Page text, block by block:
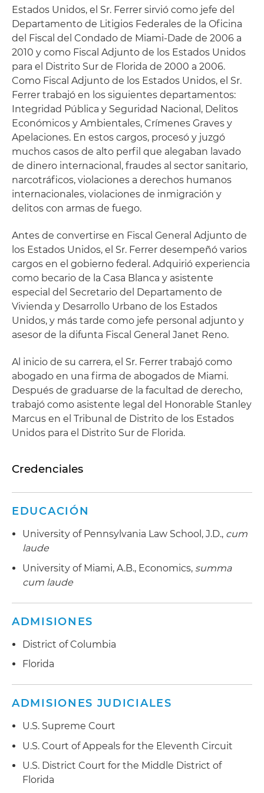
Estados Unidos, el Sr. Ferrer sirvió como jefe del
Departamento de Litigios Federales de la Oficina
del Fiscal del Condado de Miami-Dade de 2006 a
2010 y como Fiscal Adjunto de los Estados Unidos
para el Distrito Sur de Florida de 2000 a 2006.
Como Fiscal Adjunto de los Estados Unidos, el Sr.
Ferrer trabajó en los siguientes departamentos:
Integridad Pública y Seguridad Nacional, Delitos
Económicos y Ambientales, Crímenes Graves y
Apelaciones. En estos cargos, procesó y juzgó
muchos casos de alto perfil que alegaban lavado
de dinero internacional, fraudes al sector sanitario,
narcotráficos, violaciones a derechos humanos
internacionales, violaciones de inmigración y
delitos con armas de fuego.
Antes de convertirse en Fiscal General Adjunto de
los Estados Unidos, el Sr. Ferrer desempeñó varios
cargos en el gobierno federal. Adquirió experiencia
como becario de la Casa Blanca y asistente
especial del Secretario del Departamento de
Vivienda y Desarrollo Urbano de los Estados
Unidos, y más tarde como jefe personal adjunto y
asesor de la difunta Fiscal General Janet Reno.
Al inicio de su carrera, el Sr. Ferrer trabajó como
abogado en una firma de abogados de Miami.
Después de graduarse de la facultad de derecho,
trabajó como asistente legal del Honorable Stanley
Marcus en el Tribunal de Distrito de los Estados
Unidos para el Distrito Sur de Florida.
Credenciales
EDUCACIÓN
University of Pennsylvania Law School, J.D., cum
laude
University of Miami, A.B., Economics, summa
cum laude
ADMISIONES
District of Columbia
Florida
ADMISIONES JUDICIALES
U.S. Supreme Court
U.S. Court of Appeals for the Eleventh Circuit
U.S. District Court for the Middle District of
Florida